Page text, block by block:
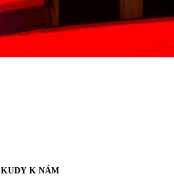
KUDY K NÁM